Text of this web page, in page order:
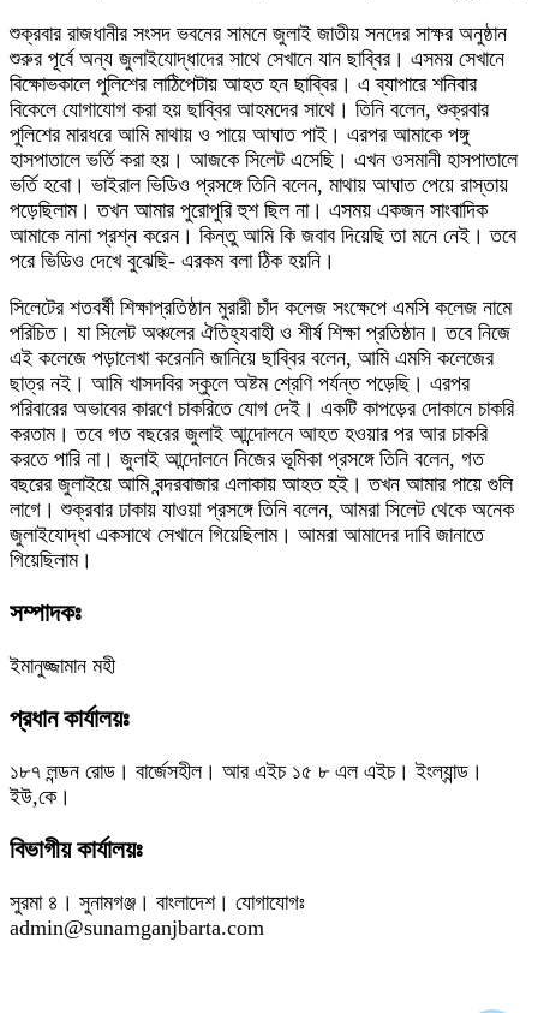
শুক্রবার রাজধানীর সংসদ ভবনের সামনে জুলাই জাতীয় সনদের সাক্ষর অনুষ্ঠান
শুরুর পূর্বে অন্য জুলাইযোদ্ধাদের সাথে সেখানে যান ছাব্বির। এসময় সেখানে
বিক্ষোভকালে পুলিশের লাঠিপেটায় আহত হন ছাব্বির। এ ব্যাপারে শনিবার
বিকেলে যোগাযোগ করা হয় ছাব্বির আহমদের সাথে। তিনি বলেন, শুক্রবার
পুলিশের মারধরে আমি মাথায় ও পায়ে আঘাত পাই। এরপর আমাকে পঙ্গু
হাসপাতালে ভর্তি করা হয়। আজকে সিলেট এসেছি। এখন ওসমানী হাসপাতালে
ভর্তি হবো। ভাইরাল ভিডিও প্রসঙ্গে তিনি বলেন, মাথায় আঘাত পেয়ে রাস্তায়
পড়েছিলাম। তখন আমার পুরোপুরি হুশ ছিল না। এসময় একজন সাংবাদিক
আমাকে নানা প্রশ্ন করেন। কিন্তু আমি কি জবাব দিয়েছি তা মনে নেই। তবে
পরে ভিডিও দেখে বুঝেছি- এরকম বলা ঠিক হয়নি।
সিলেটের শতবর্ষী শিক্ষাপ্রতিষ্ঠান মুরারী চাঁদ কলেজ সংক্ষেপে এমসি কলেজ নামে
পরিচিত। যা সিলেট অঞ্চলের ঐতিহ্যবাহী ও শীর্ষ শিক্ষা প্রতিষ্ঠান। তবে নিজে
এই কলেজে পড়ালেখা করেননি জানিয়ে ছাব্বির বলেন, আমি এমসি কলেজের
ছাত্র নই। আমি খাসদবির স্কুলে অষ্টম শ্রেণি পর্যন্ত পড়েছি। এরপর
পরিবারের অভাবের কারণে চাকরিতে যোগ দেই। একটি কাপড়ের দোকানে চাকরি
করতাম। তবে গত বছরের জুলাই আন্দোলনে আহত হওয়ার পর আর চাকরি
করতে পারি না। জুলাই আন্দোলনে নিজের ভূমিকা প্রসঙ্গে তিনি বলেন, গত
বছরের জুলাইয়ে আমি বন্দরবাজার এলাকায় আহত হই। তখন আমার পায়ে গুলি
লাগে। শুক্রবার ঢাকায় যাওয়া প্রসঙ্গে তিনি বলেন, আমরা সিলেট থেকে অনেক
জুলাইযোদ্ধা একসাথে সেখানে গিয়েছিলাম। আমরা আমাদের দাবি জানাতে
গিয়েছিলাম।
সম্পাদকঃ
ইমানুজ্জামান মহী
প্রধান কার্যালয়ঃ
১৮৭ লন্ডন রোড। বার্জেসহীল। আর এইচ ১৫ ৮ এল এইচ। ইংল্যান্ড।
ইউ,কে।
বিভাগীয় কার্যালয়ঃ
সুরমা ৪। সুনামগঞ্জ। বাংলাদেশ। যোগাযোগঃ
admin@sunamganjbarta.com